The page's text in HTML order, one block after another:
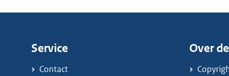
Service
Contact
Over